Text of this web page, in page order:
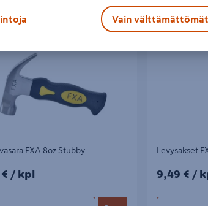
FXA 8oz Stubby
FXA 8oz Stubby
kpl
/ kpl
Levysakset
Levysakset
9,49€/kpl
9,49 € /
FXA
Vain välttämättömät